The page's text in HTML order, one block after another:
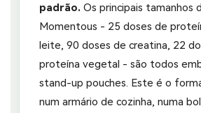
padrão. Os principais tamanhos
Momentous - 25 doses de
leite, 90 doses de creatina, 22
proteína vegetal - são todos
stand-up pouches. Este é o
num armário de cozinha, numa